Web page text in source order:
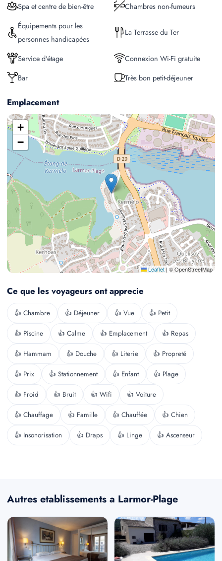
Spa et centre de bien-être
Chambres non-fumeurs
Équipements pour les
personnes handicapées
La Terrasse du Ter
Service d'étage
Connexion Wi-Fi gratuite
Bar
Très bon petit-déjeuner
Emplacement
+
−
Leaflet | © OpenStreetMap
Ce que les voyageurs ont apprecie
👍 Chambre 👍 Déjeuner 👍 Vue 👍 Petit
👍 Piscine 👍 Calme 👍 Emplacement 👍 Repas
👍 Hammam 👍 Douche 👍 Literie 👍 Propreté
👍 Prix 👍 Stationnement 👍 Enfant 👍 Plage
👍 Froid 👍 Bruit 👍 Wifi 👍 Voiture
👍 Chauffage 👍 Famille 👍 Chauffée 👍 Chien
👍 Insonorisation 👍 Draps 👍 Linge 👍 Ascenseur
Autres etablissements a Larmor-Plage